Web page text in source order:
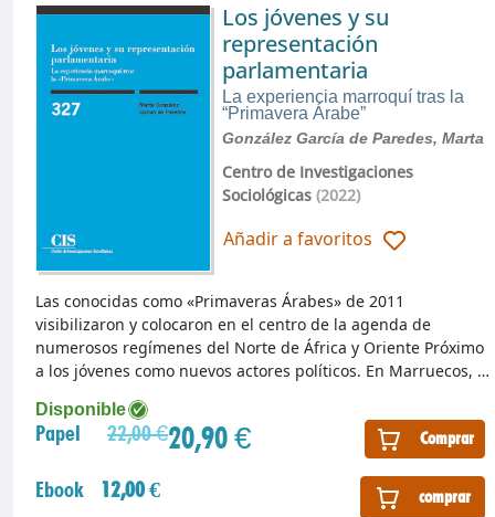
Los jóvenes y su
representación
parlamentaria
La experiencia marroquí tras la
“Primavera Árabe”
González García de Paredes, Marta
Centro de Investigaciones
Sociológicas(2022)
Añadir a favoritos
Disponible
Papel 22,00 €20,90 € Comprar
Ebook 12,00 € comprar
Las conocidas como «Primaveras Árabes» de 2011
visibilizaron y colocaron en el centro de la agenda de
numerosos regímenes del Norte de África y Oriente Próximo
a los jóvenes como nuevos actores políticos. En Marruecos, …